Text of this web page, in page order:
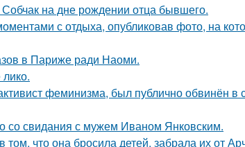
на дне рождении отца бывшего.
с отдыха, опубликовав фото, на
в Париже ради Наоми.
феминизма, был публично обвинён в
со свидания с мужем Иваном Янковским.
что она бросила детей, забрала их от